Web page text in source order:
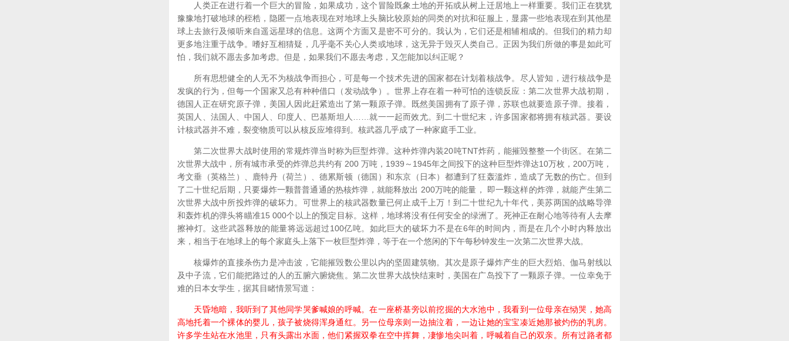
人类正在进行着一个巨大的冒险，如果成功，这个冒险既象土地的开拓或从树上迁居地上一样重要。我们正在犹犹
豫豫地打破地球的桎梏，隐匿一点地表现在对地球上头脑比较原始的同类的对抗和征服上，显露一些地表现在到其他星
球上去旅行及倾听来自遥远星球的信息。这两个方面又是密不可分的。我认为，它们还是相辅相成的。但我们的精力却
更多地注重于战争。嗜好互相猜疑，几乎毫不关心人类或地球，这无异于毁灭人类自己。正因为我们所做的事是如此可
怕，我们就不愿去多加考虑。但是，如果我们不愿去考虑，又怎能加以纠正呢？
所有思想健全的人无不为核战争而担心，可是每一个技术先进的国家都在计划着核战争。尽人皆知，进行核战争是
发疯的行为，但每一个国家又总有种种借口（发动战争）。世界上存在着一种可怕的连锁反应：第二次世界大战初期，
德国人正在研究原子弹，美国人因此赶紧造出了第一颗原子弹。既然美国拥有了原子弹，苏联也就要造原子弹。接着，
英国人、法国人、中国人、印度人、巴基斯坦人……就一一起而效尤。到二十世纪末，许多国家都将拥有核武器。要设
计核武器并不难，裂变物质可以从核反应堆得到。核武器几乎成了一种家庭手工业。
第二次世界大战时使用的常规炸弹当时称为巨型炸弹。这种炸弹内装20吨TNT炸药，能摧毁整整一个街区。在第二
次世界大战中，所有城市承受的炸弹总共约有 200 万吨，1939～1945年之间投下的这种巨型炸弹达10万枚，200万吨，
考文垂（英格兰）、鹿特丹（荷兰）、德累斯顿（德国）和东京（日本）都遭到了狂轰滥炸，造成了无数的伤亡。但到
了二十世纪后期，只要爆炸一颗普普通通的热核炸弹，就能释放出 200万吨的能量， 即一颗这样的炸弹，就能产生第二
次世界大战中所投炸弹的破坏力。可世界上的核武器数量已何止成千上万！到二十世纪九十年代，美苏两国的战略导弹
和轰炸机的弹头将瞄准15 000个以上的预定目标。这样，地球将没有任何安全的绿洲了。死神正在耐心地等待有人去摩
擦神灯。这些武器释放的能量将远远超过100亿吨。如此巨大的破坏力不是在6年的时间内，而是在几个小时内释放出
来，相当于在地球上的每个家庭头上落下一枚巨型炸弹，等于在一个悠闲的下午每秒钟发生一次第二次世界大战。
核爆炸的直接杀伤力是冲击波，它能摧毁数公里以内的坚固建筑物。其次是原子爆炸产生的巨大烈焰、伽马射线以
及中子流，它们能把路过的人的五腑六腑烧焦。第二次世界大战快结束时，美国在广岛投下了一颗原子弹。一位幸免于
难的日本女学生，据其目睹情景写道：
天昏地暗，我听到了其他同学哭爹喊娘的呼喊。在一座桥基旁以前挖掘的大水池中，我看到一位母亲在恸哭，她高
高地托着一个裸体的婴儿，孩子被烧得浑身通红。另一位母亲则一边抽泣着，一边让她的宝宝凑近她那被灼伤的乳房。
许多学生站在水池里，只有头露出水面，他们紧握双拳在空中挥舞，凄惨地尖叫着，呼喊着自己的双亲。所有过路者都